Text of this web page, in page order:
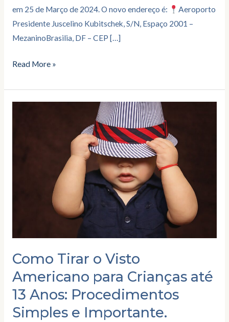
em 25 de Março de 2024. O novo endereço é:
Aeroporto
Presidente Juscelino Kubitschek, S/N, Espaço 2001 –
MezaninoBrasilia, DF – CEP […]
Read More »
Como Tirar o Visto
Americano para Crianças até
13 Anos: Procedimentos
Simples e Importante.
Anos:
Procedimentos
Simples
e
Importante.